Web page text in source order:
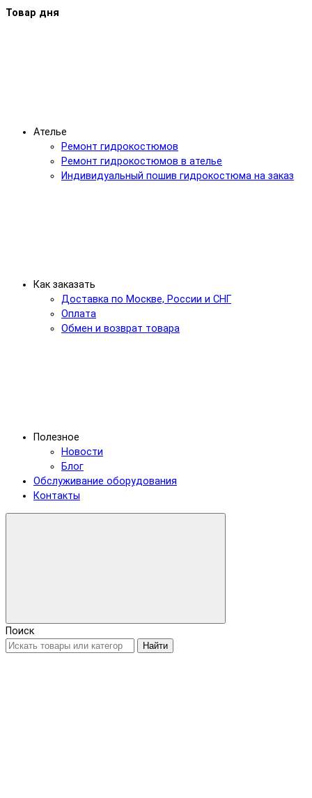
Товар дня
Ателье
Ремонт гидрокостюмов
Ремонт гидрокостюмов в ателье
Индивидуальный пошив гидрокостюма на заказ
Как заказать
Доставка по Москве, России и СНГ
Оплата
Обмен и возврат товара
Полезное
Новости
Блог
Обслуживание оборудования
Контакты
Поиск
Найти